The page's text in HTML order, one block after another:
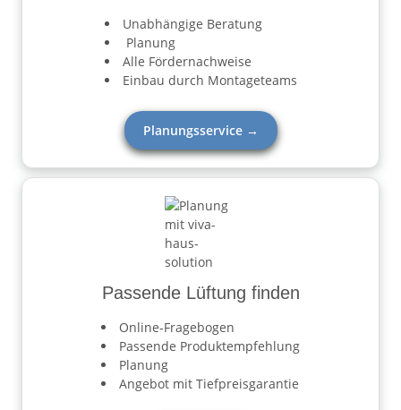
Unabhängige Beratung
Planung
Alle Fördernachweise
Einbau durch Montageteams
Planungsservice →
Passende Lüftung finden
Online-Fragebogen
Passende Produktempfehlung
Planung
Angebot mit Tiefpreisgarantie